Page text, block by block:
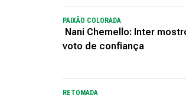
PAIXÃO COLORADA
Nani Chemello: Inter
voto de confiança
RETOMADA